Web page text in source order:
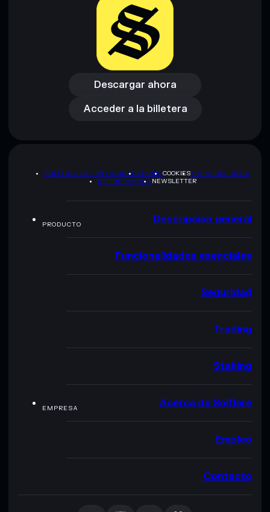
Descargo de responsabilidad: Esta información tiene
únicamente fines educativos y no constituye asesoramiento
financiero. Investiga siempre por tu cuenta. Datos
proporcionados por rugcheck.xyz.
Descargar ahora
Descargar ahora
Acceder a la billetera
Acceder a la billetera
POLÍTICA DE PRIVACIDADTERMSCOOKIESMAPA DEL SITIO
KIT DE MARCA NEWSLETTER
PRODUCTO Descripción general
Funcionalidades esenciales
Seguridad
Trading
Staking
EMPRESA Acerca de Solflare
Empleo
Contacto